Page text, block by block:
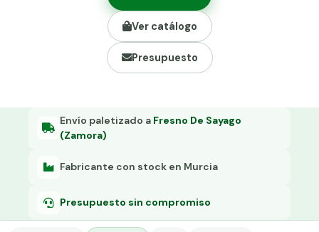
Abrazadera PVC malla H.
Grapa malla H.
Grapadora
Tensor galvanizado
Ver catálogo
Presupuesto
Envío paletizado a Fresno De Sayago
(Zamora)
Fabricante con stock en Murcia
Presupuesto sin compromiso